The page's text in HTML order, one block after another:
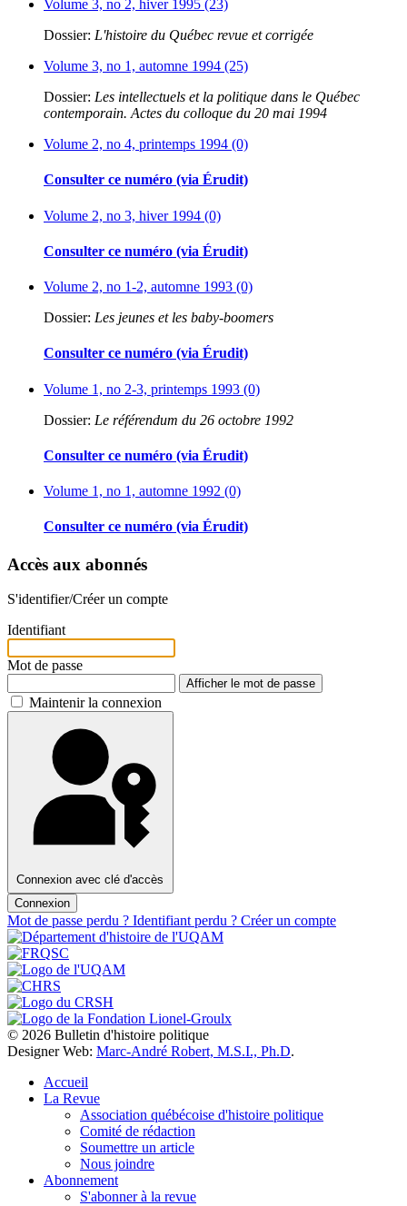
Volume 3, no 2, hiver 1995 (23)
Dossier: L'histoire du Québec revue et corrigée
Volume 3, no 1, automne 1994 (25)
Dossier: Les intellectuels et la politique dans le Québec
contemporain. Actes du colloque du 20 mai 1994
Volume 2, no 4, printemps 1994 (0)
Consulter ce numéro (via Érudit)
Volume 2, no 3, hiver 1994 (0)
Consulter ce numéro (via Érudit)
Volume 2, no 1-2, automne 1993 (0)
Dossier: Les jeunes et les baby-boomers
Consulter ce numéro (via Érudit)
Volume 1, no 2-3, printemps 1993 (0)
Dossier: Le référendum du 26 octobre 1992
Consulter ce numéro (via Érudit)
Volume 1, no 1, automne 1992 (0)
Consulter ce numéro (via Érudit)
Accès aux abonnés
S'identifier/Créer un compte
Identifiant
Mot de passe
Afficher le mot de passe
Maintenir la connexion
Connexion avec clé d'accès
Connexion
Mot de passe perdu ? Identifiant perdu ? Créer un compte
© 2026 Bulletin d'histoire politique
Designer Web: Marc-André Robert, M.S.I., Ph.D.
Accueil
La Revue
Association québécoise d'histoire politique
Comité de rédaction
Soumettre un article
Nous joindre
Abonnement
S'abonner à la revue